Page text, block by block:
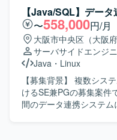
マイグレーションプロ
Javaを用いた開発スキルを磨
境】 Java、SQLを用い
おります。FWを用いた
ムワークの知見を活かし
にご対応いただきます。 【求める人物像】 JavaでのWebシ
ステム開発において、一
を求めております。状況
対応いただける方ですと望ましいで
力】 金融系の大規模な
ことができ、保全業務や
しながら、Javaを中心
を高めていただけます。 【開発環境】 Javaを用いたWebシ
ステム開発環境となり
【Java/SQL】デー
〜558,000円/月
大阪市中央区（大阪府
サーバサイドエンジ
Java ・ Linux
【募集背景】 複数シス
けるSE兼PGの募集案件です。 【作業内容】 複
間のデータ連携システ